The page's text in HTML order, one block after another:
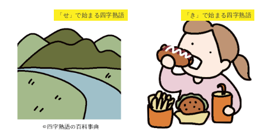
「せ」で始まる四字熟語 「き」で始まる四字熟語